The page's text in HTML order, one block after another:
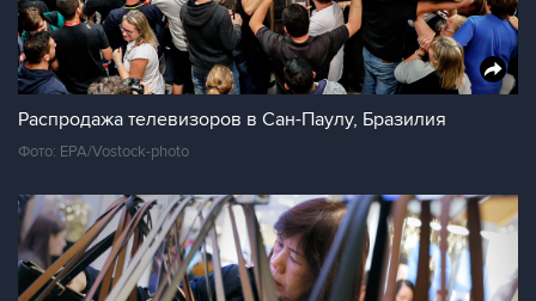
Распродажа телевизоров в Сан-Паулу, Бразилия
Фото: EPA/Vostock-photo